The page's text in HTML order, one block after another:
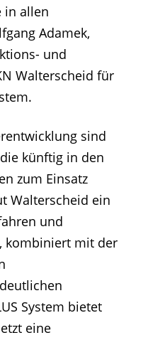
in allen
Adamek,
und
Walterscheid für
sind
künftig in den
zum Einsatz
Walterscheid ein
und
kombiniert mit der
System bietet
eine